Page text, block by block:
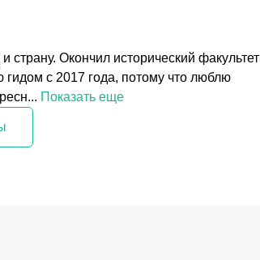
Окончил исторический факультет
с 2017 года, потому что люблю
Показать еще